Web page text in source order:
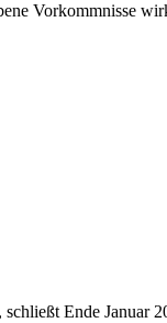
Vorkommnisse
Ende Januar